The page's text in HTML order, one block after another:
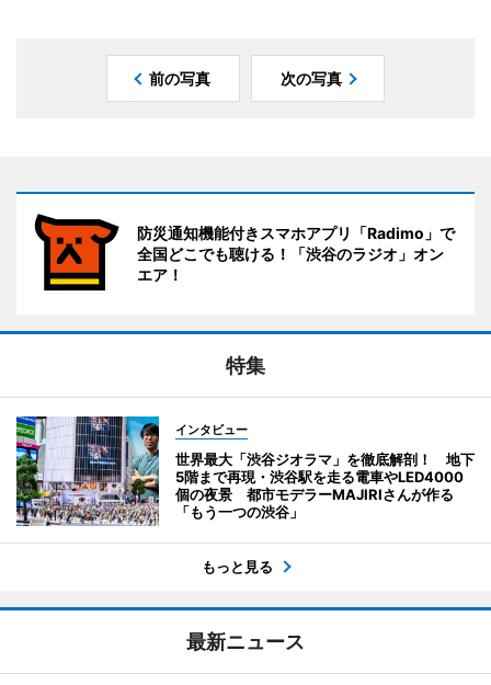
前の写真 次の写真
防災通知機能付きスマホアプリ「Radimo」で
全国どこでも聴ける！「渋谷のラジオ」オン
エア！
特集
インタビュー
世界最大「渋谷ジオラマ」を徹底解剖！ 地下
5階まで再現・渋谷駅を走る電車やLED4000
個の夜景 都市モデラーMAJIRIさんが作る
「もう一つの渋谷」
もっと見る
最新ニュース